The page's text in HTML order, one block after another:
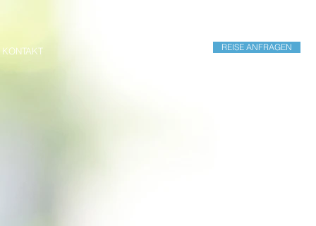
KONTAKT REISE ANFRAGEN